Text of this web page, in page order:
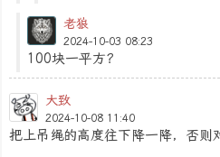
老狼
2024-10-03 08:23
100块一平方？
大致
2024-10-08 11:40
把上吊绳的高度往下降一降，否则